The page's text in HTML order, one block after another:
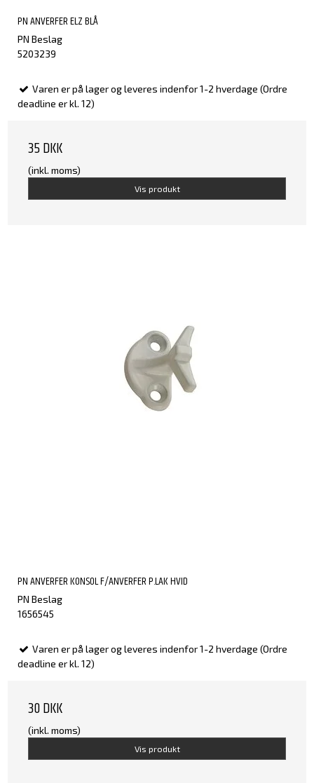
PN ANVERFER ELZ BLÅ
PN Beslag
5203239
Varen er på lager og leveres indenfor 1-2 hverdage (Ordre
deadline er kl. 12)
35 DKK
(inkl. moms)
Vis produkt
PN ANVERFER KONSOL F/ANVERFER P.LAK HVID
PN Beslag
1656545
Varen er på lager og leveres indenfor 1-2 hverdage (Ordre
deadline er kl. 12)
30 DKK
(inkl. moms)
Vis produkt